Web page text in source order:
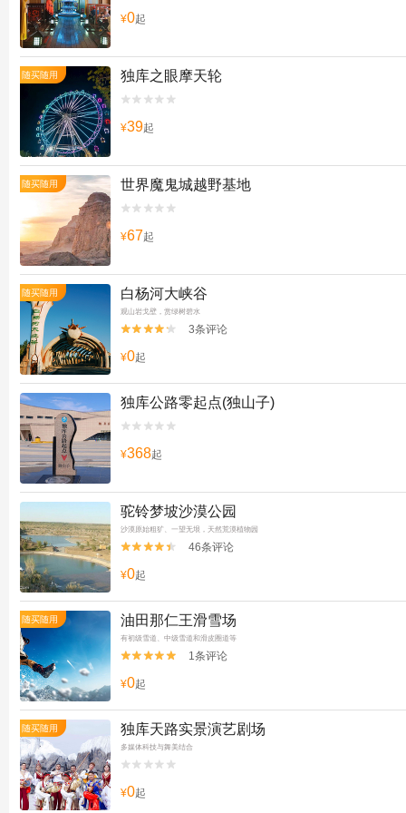
¥0起
随买随用 独库之眼摩天轮


¥39起
随买随用 世界魔鬼城越野基地


¥67起
随买随用 白杨河大峡谷
观山岩戈壁，赏绿树碧水

 3条评论
¥0起
独库公路零起点(独山子)


¥368起
驼铃梦坡沙漠公园
沙漠原始粗犷、一望无垠，天然荒漠植物园

 46条评论
¥0起
随买随用 油田那仁王滑雪场
有初级雪道、中级雪道和滑皮圈道等

 1条评论
¥0起
随买随用 独库天路实景演艺剧场
多媒体科技与舞美结合


¥0起